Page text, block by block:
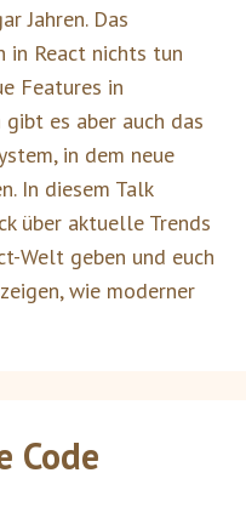
Jahren. Das
in React nichts tun
Features in
gibt es aber auch das
in dem neue
In diesem Talk
über aktuelle Trends
Welt geben und euch
wie moderner
Code